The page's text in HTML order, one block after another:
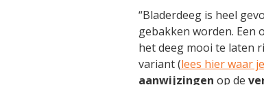
“Bladerdeeg is heel
gebakken worden. Een
het deeg mooi te laten
variant (lees hier waar
aanwijzingen op de